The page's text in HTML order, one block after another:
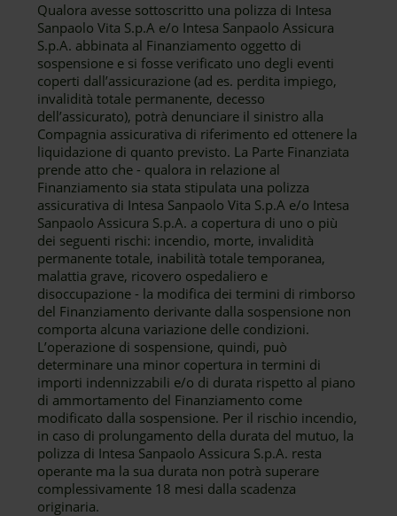
Qualora avesse sottoscritto una polizza di Intesa
Sanpaolo Vita S.p.A e/o Intesa Sanpaolo Assicura
S.p.A. abbinata al Finanziamento oggetto di
sospensione e si fosse verificato uno degli eventi
coperti dall’assicurazione (ad es. perdita impiego,
invalidità totale permanente, decesso
dell’assicurato), potrà denunciare il sinistro alla
Compagnia assicurativa di riferimento ed ottenere la
liquidazione di quanto previsto. La Parte Finanziata
prende atto che - qualora in relazione al
Finanziamento sia stata stipulata una polizza
assicurativa di Intesa Sanpaolo Vita S.p.A e/o Intesa
Sanpaolo Assicura S.p.A. a copertura di uno o più
dei seguenti rischi: incendio, morte, invalidità
permanente totale, inabilità totale temporanea,
malattia grave, ricovero ospedaliero e
disoccupazione - la modifica dei termini di rimborso
del Finanziamento derivante dalla sospensione non
comporta alcuna variazione delle condizioni.
L’operazione di sospensione, quindi, può
determinare una minor copertura in termini di
importi indennizzabili e/o di durata rispetto al piano
di ammortamento del Finanziamento come
modificato dalla sospensione. Per il rischio incendio,
in caso di prolungamento della durata del mutuo, la
polizza di Intesa Sanpaolo Assicura S.p.A. resta
operante ma la sua durata non potrà superare
complessivamente 18 mesi dalla scadenza
originaria.